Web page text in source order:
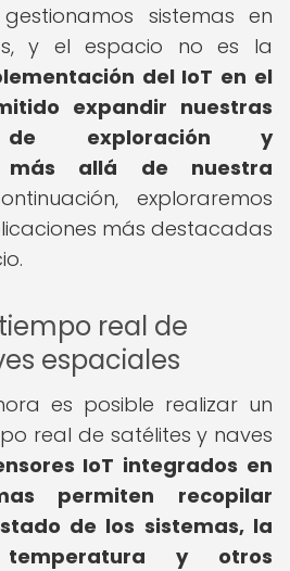
sistemas en
y el espacio no es la
del IoT en el
expandir nuestras
de exploración y
más allá de nuestra
exploraremos
más destacadas
real de
espaciales
es posible realizar un
real de satélites y naves
IoT integrados en
permiten recopilar
de los sistemas, la
y otros